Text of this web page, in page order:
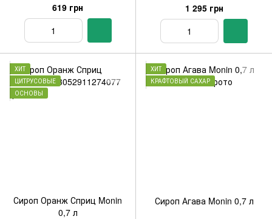
619 грн
1 295 грн
ХИТ
ЦИТРУСОВЫЕ
ОСНОВЫ
Сироп Оранж Сприц Monin
0,7 л
ХИТ
КРАФТОВЫЙ САХАР
Сироп Агава Monin 0,7 л